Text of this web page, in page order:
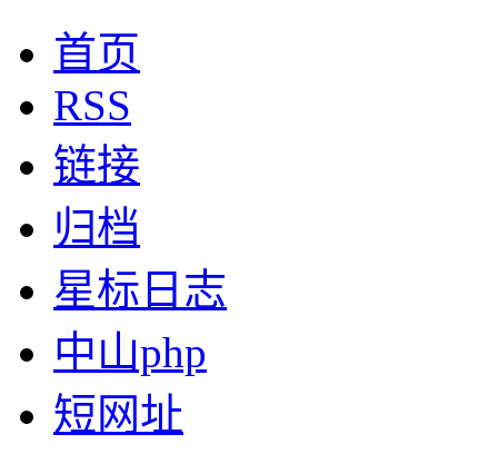
首页
RSS
链接
归档
星标日志
中山php
短网址